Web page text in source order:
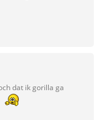
dat ik gorilla ga